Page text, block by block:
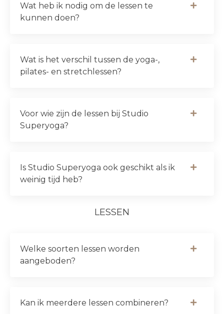
Wat heb ik nodig om de lessen te
kunnen doen?
Wat is het verschil tussen de yoga-,
pilates- en stretchlessen?
Voor wie zijn de lessen bij Studio
Superyoga?
Is Studio Superyoga ook geschikt als ik
weinig tijd heb?
LESSEN
Welke soorten lessen worden
aangeboden?
Kan ik meerdere lessen combineren?